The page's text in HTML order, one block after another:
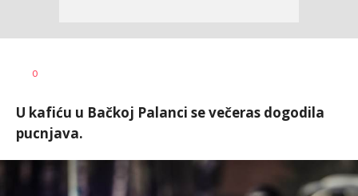
AUTOR
0
U kafiću u Bačkoj Palanci se večeras dogodila
pucnjava.